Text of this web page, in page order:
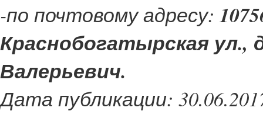
-по почтовому адресу:
Краснобогатырская ул.,
Валерьевич.
Дата публикации: